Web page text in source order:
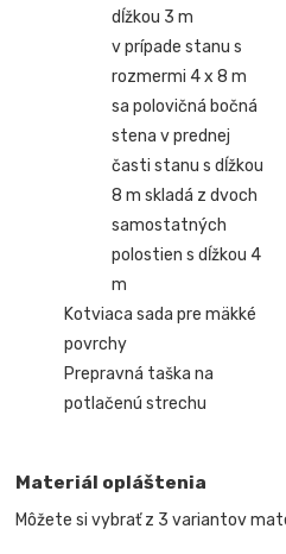
dĺžkou 3 m
v prípade stanu s
rozmermi 4 x 8 m
sa polovičná bočná
stena v prednej
časti stanu s dĺžkou
8 m skladá z dvoch
samostatných
polostien s dĺžkou 4
m
Kotviaca sada pre mäkké
povrchy
Prepravná taška na
potlačenú strechu
Materiál opláštenia
Môžete si vybrať z 3 variantov